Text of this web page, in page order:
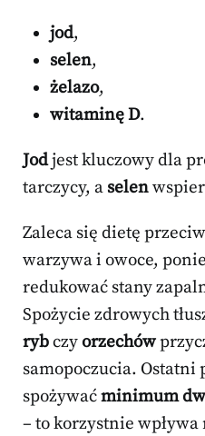
jod,
selen,
żelazo,
witaminę D.
Jodjest kluczowy dla
tarczycy, a selen
Zaleca się dietę
warzywa i owoce,
redukować stany
Spożycie zdrowych
rybczyorzechów
samopoczucia. Ostatni
spożywaćminimum
– to korzystnie